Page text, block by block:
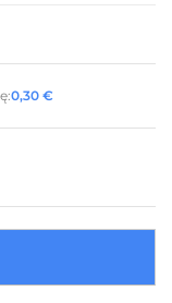
0,30 €